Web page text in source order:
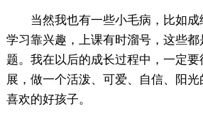
当然我也有一些小毛病，比如
学习靠兴趣，上课有时溜号，这些
题。我在以后的成长过程中，一定
展，做一个活泼、可爱、自信、阳
喜欢的好孩子。